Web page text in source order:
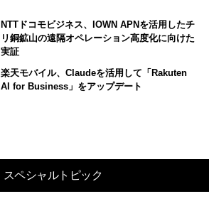
NTTドコモビジネス、IOWN APNを活用したチ
リ銅鉱山の遠隔オペレーション高度化に向けた
実証
楽天モバイル、Claudeを活用して「Rakuten
AI for Business」をアップデート
スペシャルトピック